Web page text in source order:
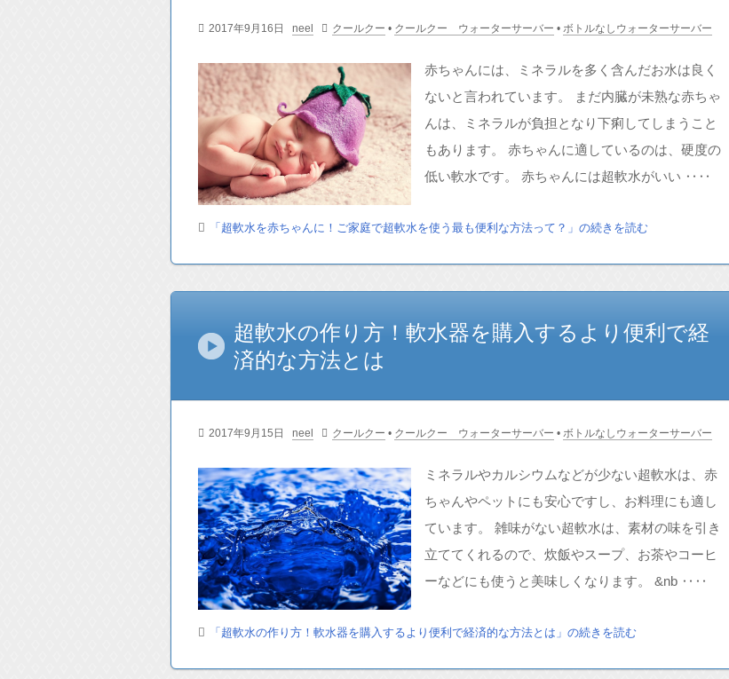
2017年9月16日 neel クールクー • クールクー ウォーターサーバー • ボトルなしウォーターサーバー
赤ちゃんには、ミネラルを多く含んだお水は良く
ないと言われています。 まだ内臓が未熟な赤ちゃ
んは、ミネラルが負担となり下痢してしまうこと
もあります。 赤ちゃんに適しているのは、硬度の
低い軟水です。 赤ちゃんには超軟水がいい ‥‥
「超軟水を赤ちゃんに！ご家庭で超軟水を使う最も便利な方法って？」の続きを読む
超軟水の作り方！軟水器を購入するより便利で経
済的な方法とは
2017年9月15日 neel クールクー • クールクー ウォーターサーバー • ボトルなしウォーターサーバー
ミネラルやカルシウムなどが少ない超軟水は、赤
ちゃんやペットにも安心ですし、お料理にも適し
ています。 雑味がない超軟水は、素材の味を引き
立ててくれるので、炊飯やスープ、お茶やコーヒ
ーなどにも使うと美味しくなります。 &nb ‥‥
「超軟水の作り方！軟水器を購入するより便利で経済的な方法とは」の続きを読む